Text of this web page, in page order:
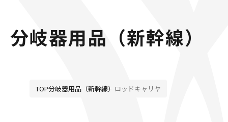
ごあいさつ
SDGsの取り組み
分岐器用品（新幹線）
TOP分岐器用品（新幹線） ロッドキャリヤ